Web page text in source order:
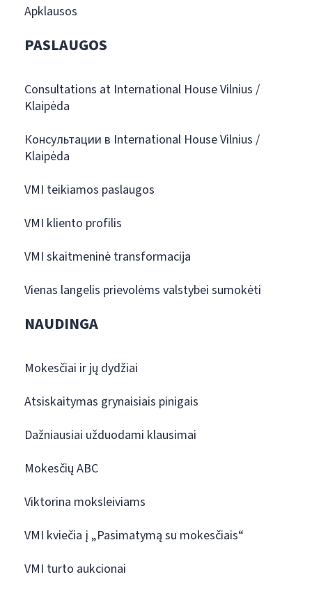
Apklausos
PASLAUGOS
Consultations at International House Vilnius /
Klaipėda
Консультации в International House Vilnius /
Klaipėda
VMI teikiamos paslaugos
VMI kliento profilis
VMI skaitmeninė transformacija
Vienas langelis prievolėms valstybei sumokėti
NAUDINGA
Mokesčiai ir jų dydžiai
Atsiskaitymas grynaisiais pinigais
Dažniausiai užduodami klausimai
Mokesčių ABC
Viktorina moksleiviams
VMI kviečia į „Pasimatymą su mokesčiais“
VMI turto aukcionai